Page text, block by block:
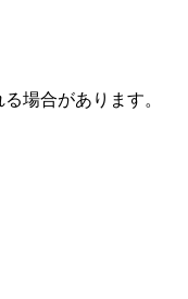
場合があります。